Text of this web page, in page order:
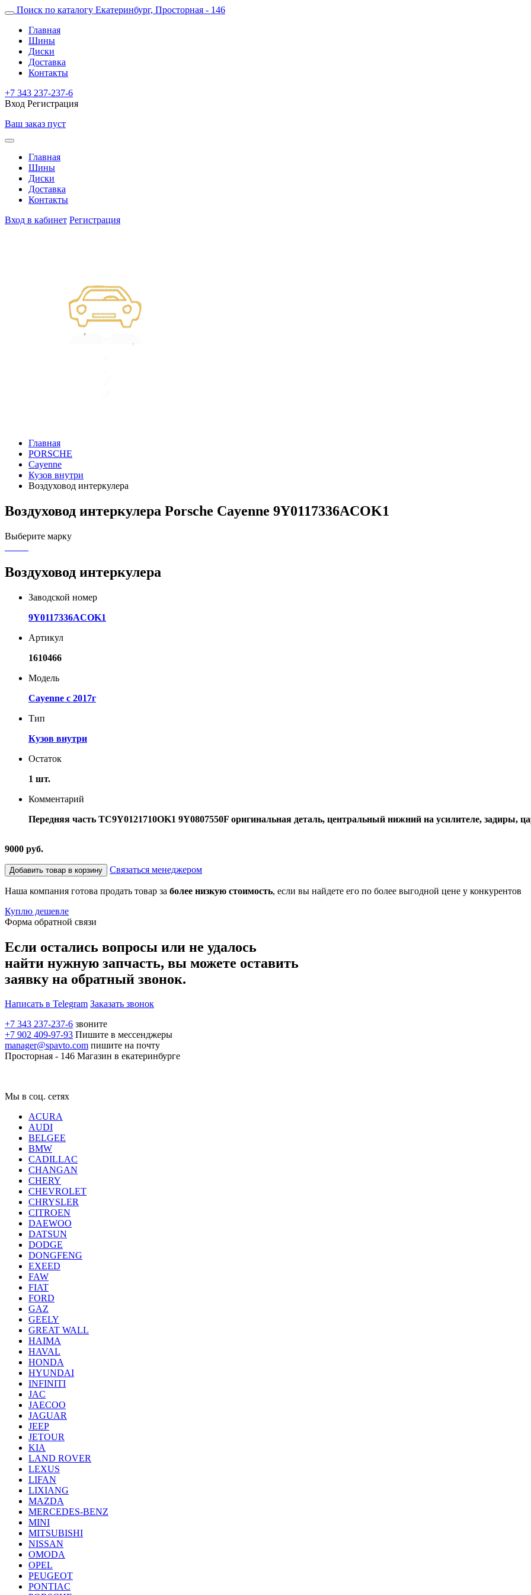
Поиск по каталогу Екатеринбург, Просторная - 146
Главная
Шины
Диски
Доставка
Контакты
+7 343 237-237-6
Вход Регистрация
Ваш заказ пуст
Главная
Шины
Диски
Доставка
Контакты
Вход в кабинет Регистрация
Главная
PORSCHE
Cayenne
Кузов внутри
Воздуховод интеркулера
Воздуховод интеркулера Porsche Cayenne 9Y0117336ACOK1
Выберите марку
Воздуховод интеркулера
Заводской номер
9Y0117336ACOK1
Артикул
1610466
Модель
Cayenne с 2017г
Тип
Кузов внутри
Остаток
1 шт.
Комментарий
Передняя часть ТС9Y0121710OK1 9Y0807550F оригинальная деталь, центральный нижний на усилителе, задиры,
9000 руб.
Добавить товар в корзину Связаться менеджером
Наша компания готова продать товар за более низкую стоимость, если вы найдете его по более выгодной цене у конкурентов
Куплю дешевле
Форма обратной связи
Если остались вопросы или не удалось
найти нужную запчасть, вы можете оставить
заявку на обратный звонок.
Написать в Telegram Заказать звонок
+7 343 237-237-6 звоните
+7 902 409-97-93 Пишите в мессенджеры
manager@spavto.com пишите на почту
Просторная - 146 Магазин в екатеринбурге
Мы в соц. сетях
ACURA
AUDI
BELGEE
BMW
CADILLAC
CHANGAN
CHERY
CHEVROLET
CHRYSLER
CITROEN
DAEWOO
DATSUN
DODGE
DONGFENG
EXEED
FAW
FIAT
FORD
GAZ
GEELY
GREAT WALL
HAIMA
HAVAL
HONDA
HYUNDAI
INFINITI
JAC
JAECOO
JAGUAR
JEEP
JETOUR
KIA
LAND ROVER
LEXUS
LIFAN
LIXIANG
MAZDA
MERCEDES-BENZ
MINI
MITSUBISHI
NISSAN
OMODA
OPEL
PEUGEOT
PONTIAC